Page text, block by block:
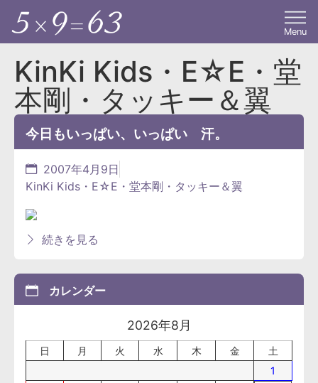
Menu
KinKi Kids・E☆E・堂
本剛・タッキー＆翼
今日もいっぱい、いっぱい 汗。
2007年4月9日
KinKi Kids・E☆E・堂本剛・タッキー＆翼
続きを見る
カレンダー
2026年8月
日 月 火 水 木 金
土
1